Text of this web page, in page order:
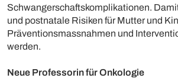
Schwangerschaftskomplikationen.
und postnatale Risiken für Mutter und
Präventionsmassnahmen und
werden.
Neue Professorin für Onkologie